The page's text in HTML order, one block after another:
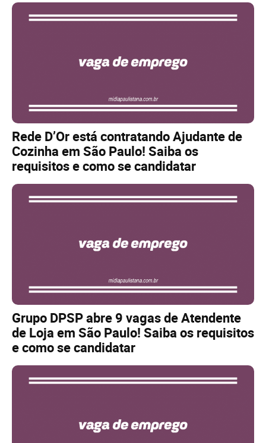
Rede D’Or está contratando Ajudante de
Cozinha em São Paulo! Saiba os
requisitos e como se candidatar
Grupo DPSP abre 9 vagas de Atendente
de Loja em São Paulo! Saiba os requisitos
e como se candidatar